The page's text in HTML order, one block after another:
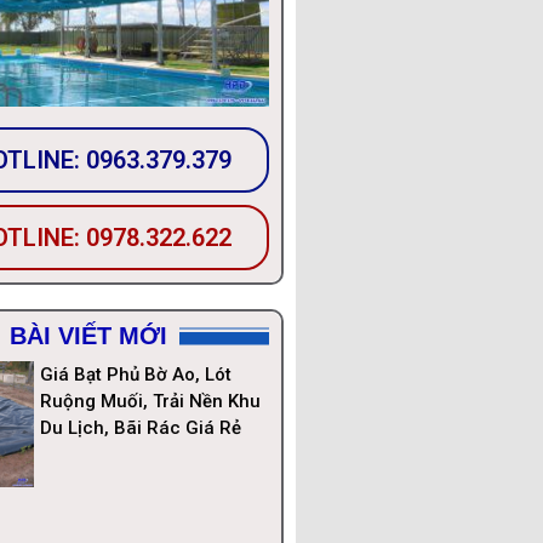
0963.379.379
0978.322.622
BÀI VIẾT MỚI
Giá Bạt Phủ Bờ Ao, Lót
Ruộng Muối, Trải Nền Khu
Du Lịch, Bãi Rác Giá Rẻ